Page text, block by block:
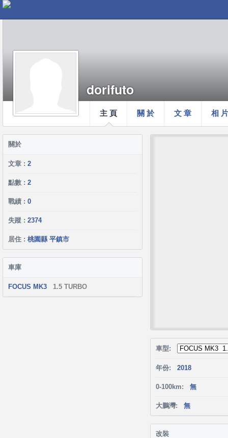
主 頁 關 於 文 章 相 片
dorifuto
關於
文章 : 2
點數 : 2
戰績 : 0
失蹤 : 2374
居住 : 桃園縣 平鎮市
車庫
FOCUS MK3 1.5 TURBO
車型:
年份: 2018
0-100km: 無
大鵬灣: 無
改裝